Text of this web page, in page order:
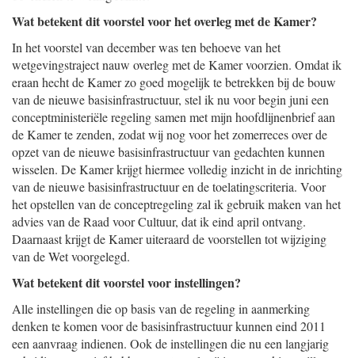
Wat betekent dit voorstel voor het overleg met de Kamer?
In het voorstel van december was ten behoeve van het
wetgevingstraject nauw overleg met de Kamer voorzien. Omdat ik
eraan hecht de Kamer zo goed mogelijk te betrekken bij de bouw
van de nieuwe basisinfrastructuur, stel ik nu voor begin juni een
conceptministeriële regeling samen met mijn hoofdlijnenbrief aan
de Kamer te zenden, zodat wij nog voor het zomerreces over de
opzet van de nieuwe basisinfrastructuur van gedachten kunnen
wisselen. De Kamer krijgt hiermee volledig inzicht in de inrichting
van de nieuwe basisinfrastructuur en de toelatingscriteria. Voor
het opstellen van de conceptregeling zal ik gebruik maken van het
advies van de Raad voor Cultuur, dat ik eind april ontvang.
Daarnaast krijgt de Kamer uiteraard de voorstellen tot wijziging
van de Wet voorgelegd.
Wat betekent dit voorstel voor instellingen?
Alle instellingen die op basis van de regeling in aanmerking
denken te komen voor de basisinfrastructuur kunnen eind 2011
een aanvraag indienen. Ook de instellingen die nu een langjarig